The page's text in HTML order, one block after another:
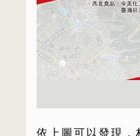
依上圖可以發現，